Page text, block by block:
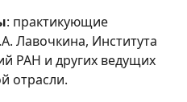
: практикующие
Лавочкина, Института
РАН и других ведущих
отрасли.